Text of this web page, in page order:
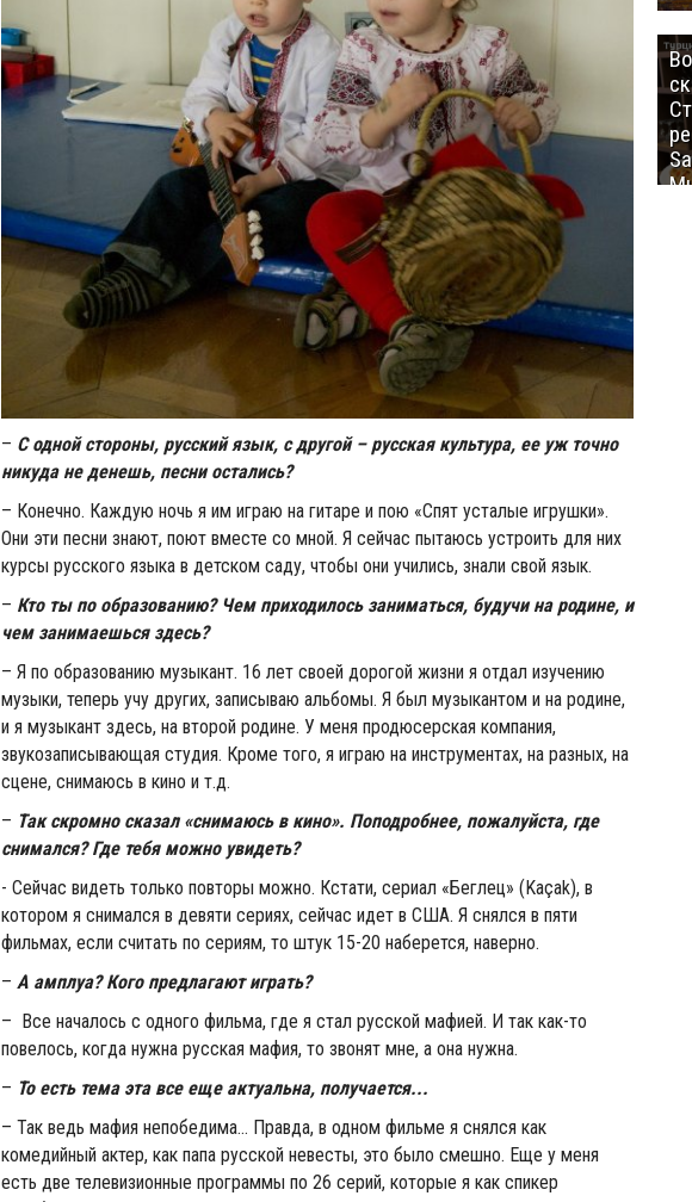
– С одной стороны, русский язык, с другой – русская культура, ее уж точно
никуда не денешь, песни остались?
– Конечно. Каждую ночь я им играю на гитаре и пою «Спят усталые игрушки».
Они эти песни знают, поют вместе со мной. Я сейчас пытаюсь устроить для них
курсы русского языка в детском саду, чтобы они учились, знали свой язык.
– Кто ты по образованию? Чем приходилось заниматься, будучи на родине, и
чем занимаешься здесь?
– Я по образованию музыкант. 16 лет своей дорогой жизни я отдал изучению
музыки, теперь учу других, записываю альбомы. Я был музыкантом и на родине,
и я музыкант здесь, на второй родине. У меня продюсерская компания,
звукозаписывающая студия. Кроме того, я играю на инструментах, на разных, на
сцене, снимаюсь в кино и т.д.
– Так скромно сказал «снимаюсь в кино». Поподробнее, пожалуйста, где
снимался? Где тебя можно увидеть?
- Сейчас видеть только повторы можно. Кстати, сериал «Беглец» (Kaçak), в
котором я снимался в девяти сериях, сейчас идет в США. Я снялся в пяти
фильмах, если считать по сериям, то штук 15-20 наберется, наверно.
– А амплуа? Кого предлагают играть?
– Все началось с одного фильма, где я стал русской мафией. И так как-то
повелось, когда нужна русская мафия, то звонят мне, а она нужна.
– То есть тема эта все еще актуальна, получается...
– Так ведь мафия непобедима... Правда, в одном фильме я снялся как
комедийный актер, как папа русской невесты, это было смешно. Еще у меня
есть две телевизионные программы по 26 серий, которые я как спикер